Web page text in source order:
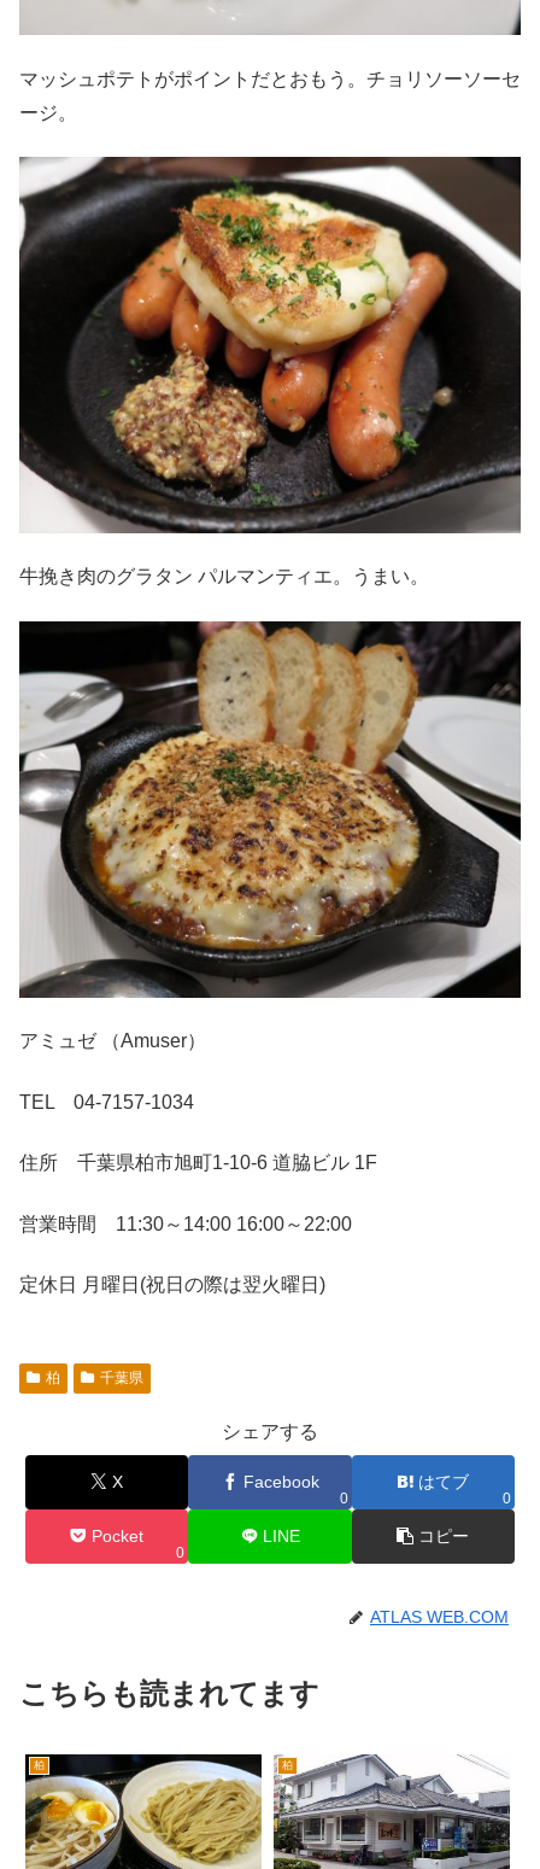
マッシュポテトがポイントだとおもう。チョリソーソーセ
ージ。
牛挽き肉のグラタン パルマンティエ。うまい。
アミュゼ （Amuser）
TEL 04-7157-1034
住所 千葉県柏市旭町1-10-6 道脇ビル 1F
営業時間 11:30～14:00 16:00～22:00
定休日 月曜日(祝日の際は翌火曜日)
柏 千葉県
シェアする
X Facebook
0
はてブ
0
Pocket
0
LINE コピー
ATLAS WEB.COM
こちらも読まれてます
柏 柏